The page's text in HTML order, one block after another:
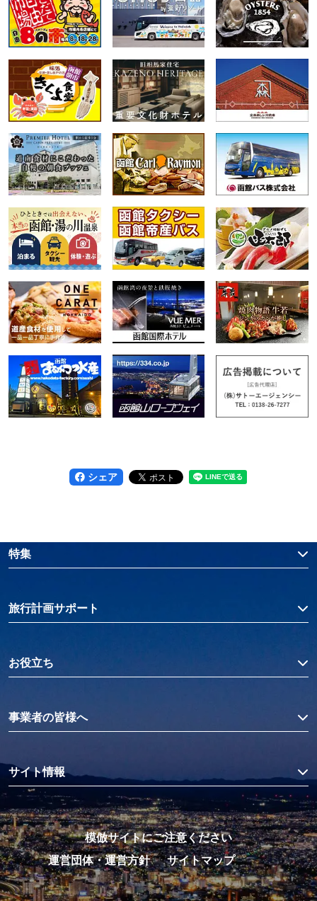
シェア
特集
旅行計画サポート
お役立ち
事業者の皆様へ
サイト情報
模倣サイトにご注意ください
運営団体・運営方針
サイトマップ